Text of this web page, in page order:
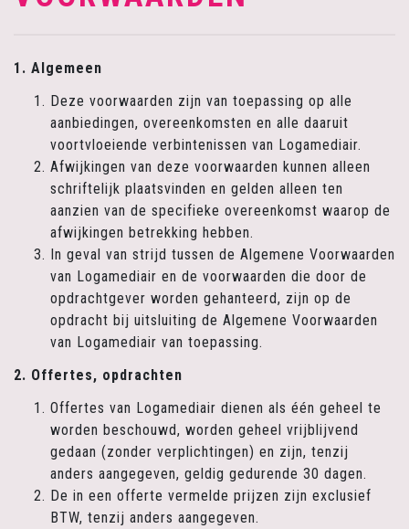
1. Algemeen
Deze voorwaarden zijn van toepassing op alle
aanbiedingen, overeenkomsten en alle daaruit
voortvloeiende verbintenissen van Logamediair.
Afwijkingen van deze voorwaarden kunnen alleen
schriftelijk plaatsvinden en gelden alleen ten
aanzien van de specifieke overeenkomst waarop de
afwijkingen betrekking hebben.
In geval van strijd tussen de Algemene Voorwaarden
van Logamediair en de voorwaarden die door de
opdrachtgever worden gehanteerd, zijn op de
opdracht bij uitsluiting de Algemene Voorwaarden
van Logamediair van toepassing.
2. Offertes, opdrachten
Offertes van Logamediair dienen als één geheel te
worden beschouwd, worden geheel vrijblijvend
gedaan (zonder verplichtingen) en zijn, tenzij
anders aangegeven, geldig gedurende 30 dagen.
De in een offerte vermelde prijzen zijn exclusief
BTW, tenzij anders aangegeven.